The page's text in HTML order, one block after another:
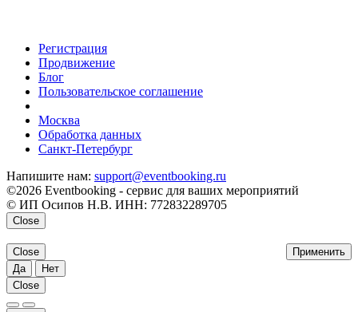
Регистрация
Продвижение
Блог
Пользовательское соглашение
Москва
Обработка данных
Санкт-Петербург
Напишите нам: support@eventbooking.ru
©2026 Eventbooking - сервис для ваших мероприятий
© ИП Осипов Н.В. ИНН: 772832289705
Close
Применить
Close
Да
Нет
Close